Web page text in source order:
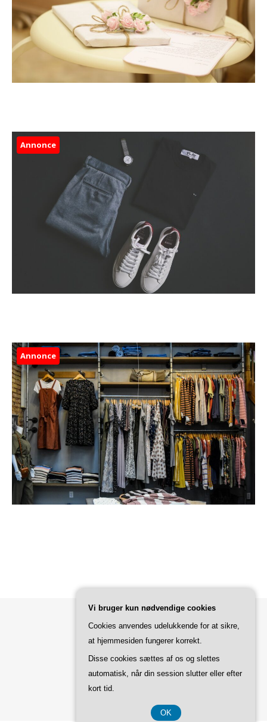
Annonce
Annonce
Bard Tema afWP Royal .
TILBAGE TIL TOPPEN
Vi bruger kun nødvendige cookies
Cookies anvendes udelukkende for at sikre,
at hjemmesiden fungerer korrekt.
Disse cookies sættes af os og slettes
automatisk, når din session slutter eller efter
kort tid.
OK